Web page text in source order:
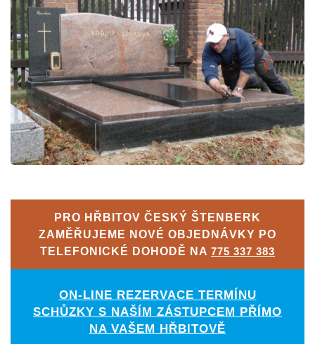
PRO HŘBITOV ČESKÝ ŠTENBERK
ZAMĚŘUJEME NOVÉ OBJEDNÁVKY PO
TELEFONICKÉ DOHODĚ NA 775 337 383
ON-LINE REZERVACE TERMÍNU
SCHŮZKY S NAŠÍM ZÁSTUPCEM PŘÍMO
NA VAŠEM HŘBITOVĚ